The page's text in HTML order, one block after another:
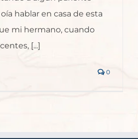
hablar en casa de esta
mi hermano, cuando
[...]
0